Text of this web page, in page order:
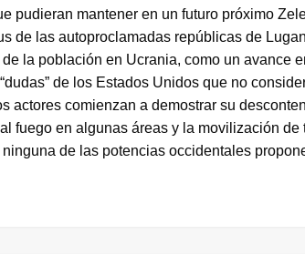
pudieran mantener en un futuro próximo
de las autoproclamadas repúblicas de
la población en Ucrania, como un avance
de los Estados Unidos que no
actores comienzan a demostrar su
fuego en algunas áreas y la movilización
de las potencias occidentales